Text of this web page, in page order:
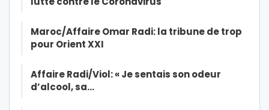
Maroc/Affaire Omar Radi: la tribune de trop
pour Orient XXI
Affaire Radi/Viol: « Je sentais son odeur
d’alcool, sa…